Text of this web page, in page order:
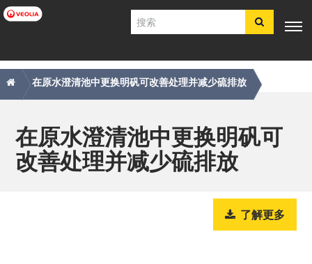
跳
转
要
内
容
搜
索
主
导
专业知
识
行业应
用
产品与服
务
客户支
持
工具
电子商
店​​​​​​​
SDS
COA
痕
迹
航
在原水澄清池中更换明矾可改善处理并减少硫排放
在原水澄清池中更换明矾可
改善处理并减少硫排放
了解更多